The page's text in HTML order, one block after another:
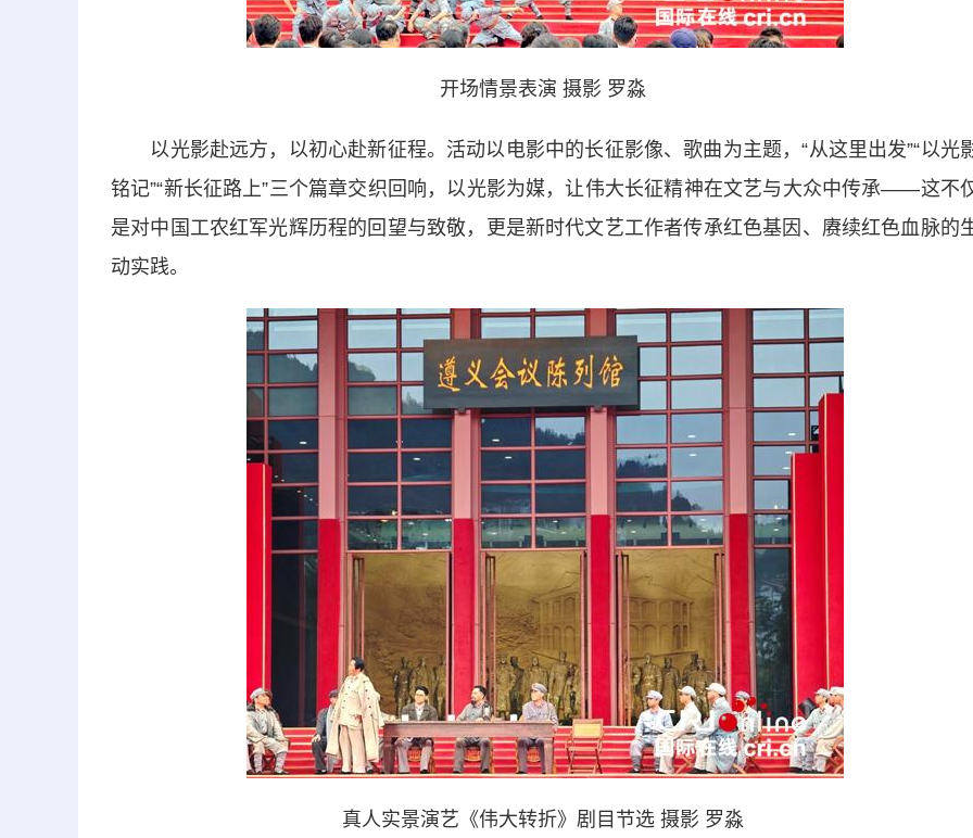
开场情景表演 摄影 罗淼
以光影赴远方，以初心赴新征程。活动以电影中的长征影像、歌曲为主题，“从这里出发”“以光
铭记”“新长征路上”三个篇章交织回响，以光影为媒，让伟大长征精神在文艺与大众中传承——这不
是对中国工农红军光辉历程的回望与致敬，更是新时代文艺工作者传承红色基因、赓续红色血脉的
动实践。
真人实景演艺《伟大转折》剧目节选 摄影 罗淼